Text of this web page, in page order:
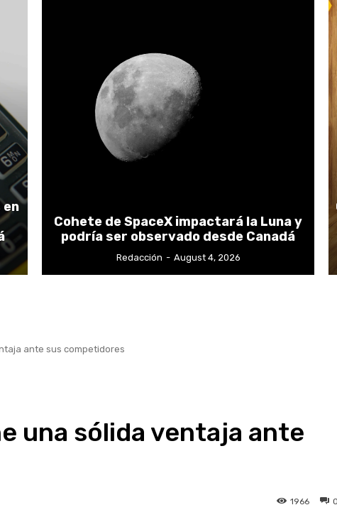
en
Cohete de SpaceX impactará la Luna y
podría ser observado desde Canadá
Redacción - August 4, 2026